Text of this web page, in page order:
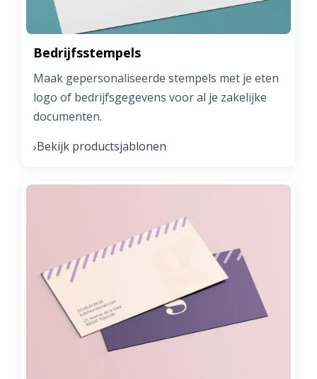
Bedrijfsstempels
Maak gepersonaliseerde stempels met je eten
logo of bedrijfsgegevens voor al je zakelijke
documenten.
›Bekijk productsjablonen